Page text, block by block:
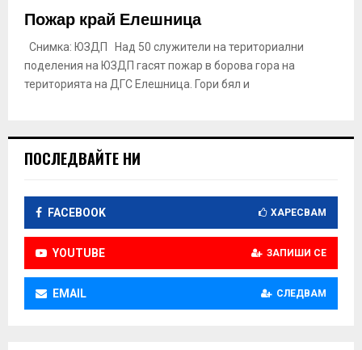
Пожар край Елешница
Снимка: ЮЗДП Над 50 служители на териториални
поделения на ЮЗДП гасят пожар в борова гора на
територията на ДГС Елешница. Гори бял и
ПОСЛЕДВАЙТЕ НИ
FACEBOOK ХАРЕСВАМ
YOUTUBE ЗАПИШИ СЕ
EMAIL СЛЕДВАМ